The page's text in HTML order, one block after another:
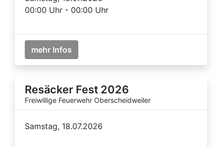
00:00 Uhr - 00:00 Uhr
mehr Infos
Resäcker Fest 2026
Freiwillige Feuerwehr Oberscheidweiler
Samstag, 18.07.2026